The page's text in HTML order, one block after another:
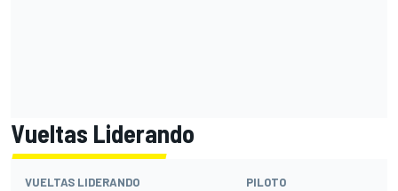
Vueltas Liderando
VUELTAS LIDERANDO PILOTO